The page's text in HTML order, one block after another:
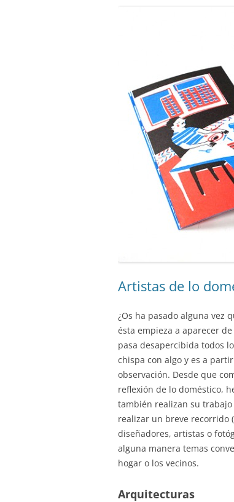
Artistas de lo
¿Os ha pasado alguna vez
ésta empieza a aparecer
pasa desapercibida todos
chispa con algo y es a
observación. Desde que
reflexión de lo doméstico,
también realizan su
realizar un breve recorrido
diseñadores, artistas o
alguna manera temas
hogar o los vecinos.
Arquitecturas